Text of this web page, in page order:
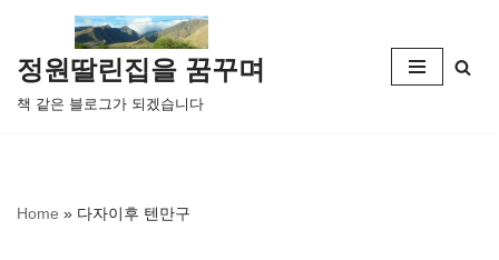
콘
텐
츠
뛰
정원딸린집을 꿈꾸며
책 같은 블로그가 되겠습니다
Home » 다자이후 텐만구